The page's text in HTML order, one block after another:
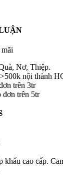
Nơ, Thiệp.
nội thành
trên 3tr
đơn trên 5tr
khẩu cao cấp.